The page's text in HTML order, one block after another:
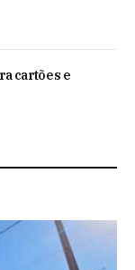
cartões e